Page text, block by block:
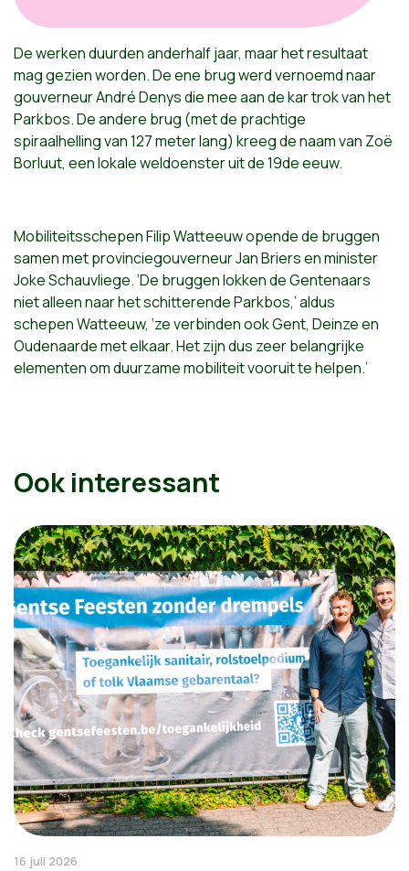
De werken duurden anderhalf jaar, maar het resultaat
mag gezien worden. De ene brug werd vernoemd naar
gouverneur André Denys die mee aan de kar trok van het
Parkbos. De andere brug (met de prachtige
spiraalhelling van 127 meter lang) kreeg de naam van Zoë
Borluut, een lokale weldoenster uit de 19de eeuw.
Mobiliteitsschepen Filip Watteeuw opende de bruggen
samen met provinciegouverneur Jan Briers en minister
Joke Schauvliege. ‘De bruggen lokken de Gentenaars
niet alleen naar het schitterende Parkbos,’ aldus
schepen Watteeuw, ‘ze verbinden ook Gent, Deinze en
Oudenaarde met elkaar. Het zijn dus zeer belangrijke
elementen om duurzame mobiliteit vooruit te helpen.’
Ook interessant
16 juli 2026